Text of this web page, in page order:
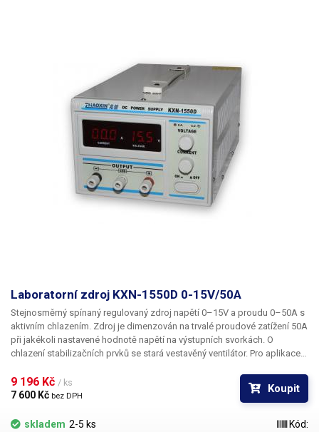
Laboratorní zdroj KXN-1550D 0-15V/50A
Stejnosměrný spínaný regulovaný zdroj napětí 0–15V a proudu 0–50A s
aktivním chlazením. Zdroj je dimenzován na trvalé proudové zatížení 50A
při jakékoli nastavené hodnotě napětí na výstupních svorkách. O
chlazení stabilizačních prvků se stará vestavěný ventilátor. Pro aplikace,
k dispozici svorky pro silové vodiče. K pohodlnému nastavení napětí
slouží víceotáčkový potenciometr.
9 196 Kč / ks
7 600 Kč bez DPH
Koupit
skladem 2-5 ks
Kód: